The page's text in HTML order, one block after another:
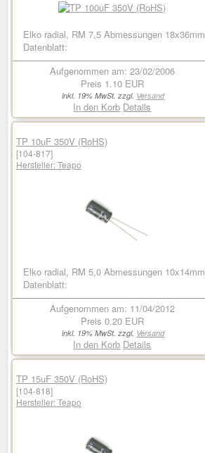
Elko radial, RM 7,5 Abmessungen 18x36mm
Datenblatt:
Aufgenommen am: 23/02/2006
Preis 1.10 EUR
inkl. 19% MwSt. zzgl. Versand
In den Korb Details
TP 10uF 350V (RoHS)
[104-817]
Hersteller:Teapo
Elko radial, RM 5,0 Abmessungen 10x14mm
Datenblatt:
Aufgenommen am: 11/04/2012
Preis 0.20 EUR
inkl. 19% MwSt. zzgl. Versand
In den Korb Details
TP 15uF 350V (RoHS)
[104-818]
Hersteller:Teapo